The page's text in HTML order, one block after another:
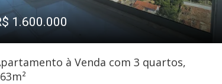
1.600.000
à Venda com 3 quartos,